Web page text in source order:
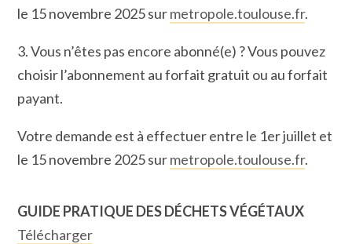
le 15 novembre 2025 surmetropole.toulouse.fr.
3. Vous n’êtes pas encore abonné(e) ? Vous pouvez
choisir l’abonnement au forfait gratuit ou au forfait
payant.
Votre demande est à effectuer entre le 1er juillet et
le 15 novembre 2025 surmetropole.toulouse.fr.
GUIDE PRATIQUE DES DÉCHETS VÉGÉTAUX
Télécharger